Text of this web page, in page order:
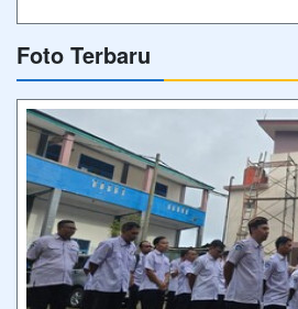
Foto Terbaru